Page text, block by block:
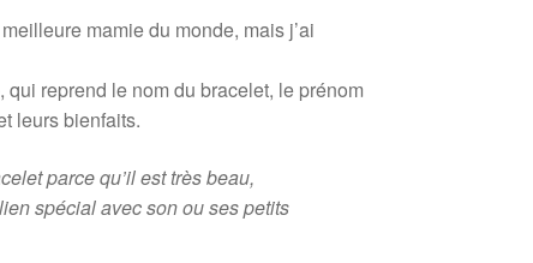
mamie du monde, mais j’ai
reprend le nom du bracelet, le prénom
leurs bienfaits.
parce qu’il est très beau,
spécial avec son ou ses petits